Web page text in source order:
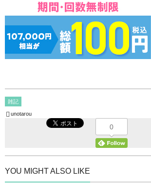
雑記
unotarou
0
YOU MIGHT ALSO LIKE